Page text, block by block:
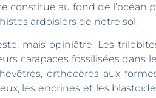
constitue au fond de l’océan
ardoisiers de notre sol.
mais opiniâtre. Les
carapaces fossilisées dans
orthocères aux
les encrines et les